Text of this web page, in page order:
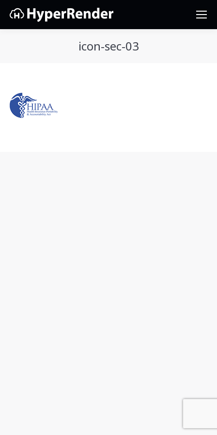
icon-sec-03